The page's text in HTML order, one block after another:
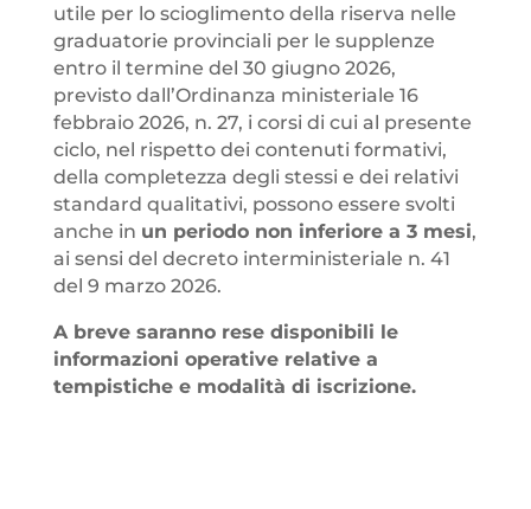
utile per lo scioglimento della riserva nelle
graduatorie provinciali per le supplenze
entro il termine del 30 giugno 2026,
previsto dall’Ordinanza ministeriale 16
febbraio 2026, n. 27, i corsi di cui al presente
ciclo, nel rispetto dei contenuti formativi,
della completezza degli stessi e dei relativi
standard qualitativi, possono essere svolti
anche in un periodo non inferiore a 3 mesi,
ai sensi del decreto interministeriale n. 41
del 9 marzo 2026.
A breve saranno rese disponibili le
informazioni operative relative a
tempistiche e modalità di iscrizione.